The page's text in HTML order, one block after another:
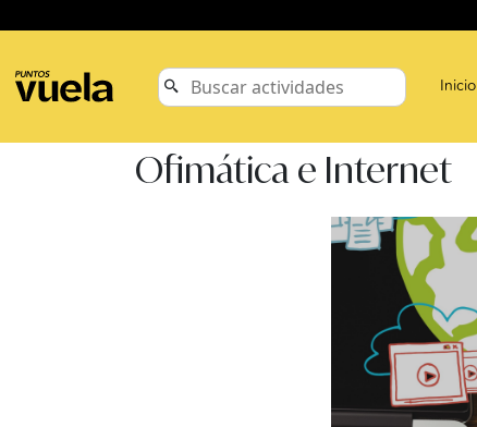
Inicio
Ofimática e Internet